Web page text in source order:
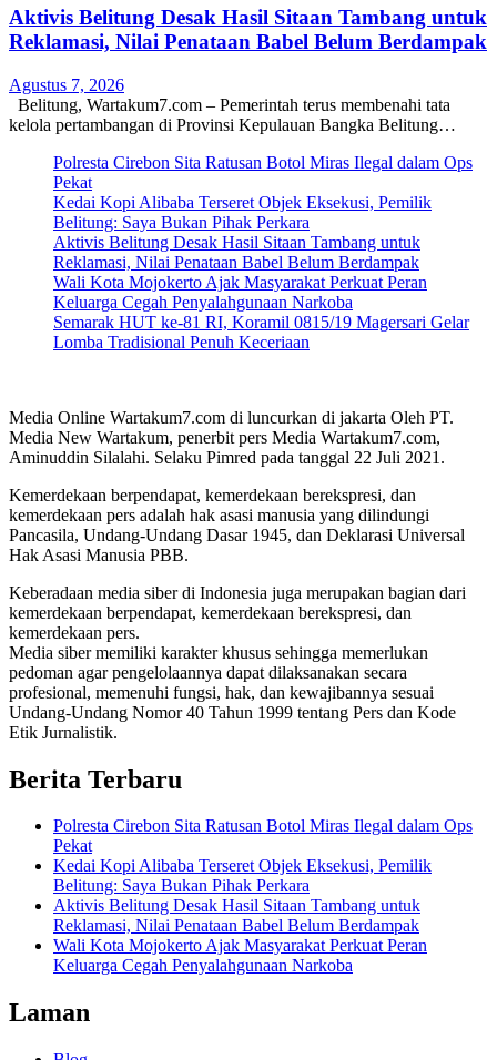
Aktivis Belitung Desak Hasil Sitaan Tambang untuk
Reklamasi, Nilai Penataan Babel Belum Berdampak
Agustus 7, 2026
Belitung, Wartakum7.com – Pemerintah terus membenahi tata
kelola pertambangan di Provinsi Kepulauan Bangka Belitung…
Polresta Cirebon Sita Ratusan Botol Miras Ilegal dalam Ops
Pekat
Kedai Kopi Alibaba Terseret Objek Eksekusi, Pemilik
Belitung: Saya Bukan Pihak Perkara
Aktivis Belitung Desak Hasil Sitaan Tambang untuk
Reklamasi, Nilai Penataan Babel Belum Berdampak
Wali Kota Mojokerto Ajak Masyarakat Perkuat Peran
Keluarga Cegah Penyalahgunaan Narkoba
Semarak HUT ke-81 RI, Koramil 0815/19 Magersari Gelar
Lomba Tradisional Penuh Keceriaan
Media Online Wartakum7.com di luncurkan di jakarta Oleh PT.
Media New Wartakum, penerbit pers Media Wartakum7.com,
Aminuddin Silalahi. Selaku Pimred pada tanggal 22 Juli 2021.
Kemerdekaan berpendapat, kemerdekaan berekspresi, dan
kemerdekaan pers adalah hak asasi manusia yang dilindungi
Pancasila, Undang-Undang Dasar 1945, dan Deklarasi Universal
Hak Asasi Manusia PBB.
Keberadaan media siber di Indonesia juga merupakan bagian dari
kemerdekaan berpendapat, kemerdekaan berekspresi, dan
kemerdekaan pers.
Media siber memiliki karakter khusus sehingga memerlukan
pedoman agar pengelolaannya dapat dilaksanakan secara
profesional, memenuhi fungsi, hak, dan kewajibannya sesuai
Undang-Undang Nomor 40 Tahun 1999 tentang Pers dan Kode
Etik Jurnalistik.
Berita Terbaru
Polresta Cirebon Sita Ratusan Botol Miras Ilegal dalam Ops
Pekat
Kedai Kopi Alibaba Terseret Objek Eksekusi, Pemilik
Belitung: Saya Bukan Pihak Perkara
Aktivis Belitung Desak Hasil Sitaan Tambang untuk
Reklamasi, Nilai Penataan Babel Belum Berdampak
Wali Kota Mojokerto Ajak Masyarakat Perkuat Peran
Keluarga Cegah Penyalahgunaan Narkoba
Laman